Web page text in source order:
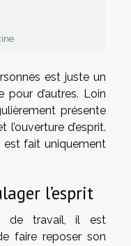
est juste un
d’autres. Loin
présente
d’esprit.
est fait uniquement
l’esprit
de travail, il est
faire reposer son